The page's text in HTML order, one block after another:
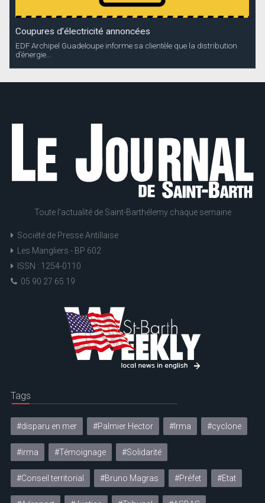
Coupures d’électricité annoncées
EDF Archipel Guadeloupe informe sa clientèle que la distribution
d’énergie...
Toute l'actualité de Saint-Barthélemy chaque semaine
Société de Presse Antillaise
Les Mangliers - BP 602
ISSN : 1254-0110
05 90 27 65 19
Tags
#disparu en mer #Palmier Hector #Irma #cyclone
#irma #Témoignage #Solidarité
#Conseil territorial #Bruno Magras #Préfet #Etat